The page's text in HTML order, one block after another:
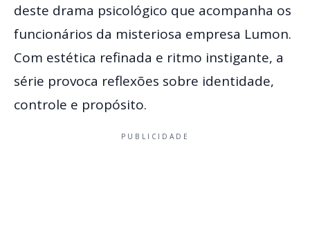
deste drama psicológico que acompanha os
funcionários da misteriosa empresa Lumon.
Com estética refinada e ritmo instigante, a
série provoca reflexões sobre identidade,
controle e propósito.
PUBLICIDADE